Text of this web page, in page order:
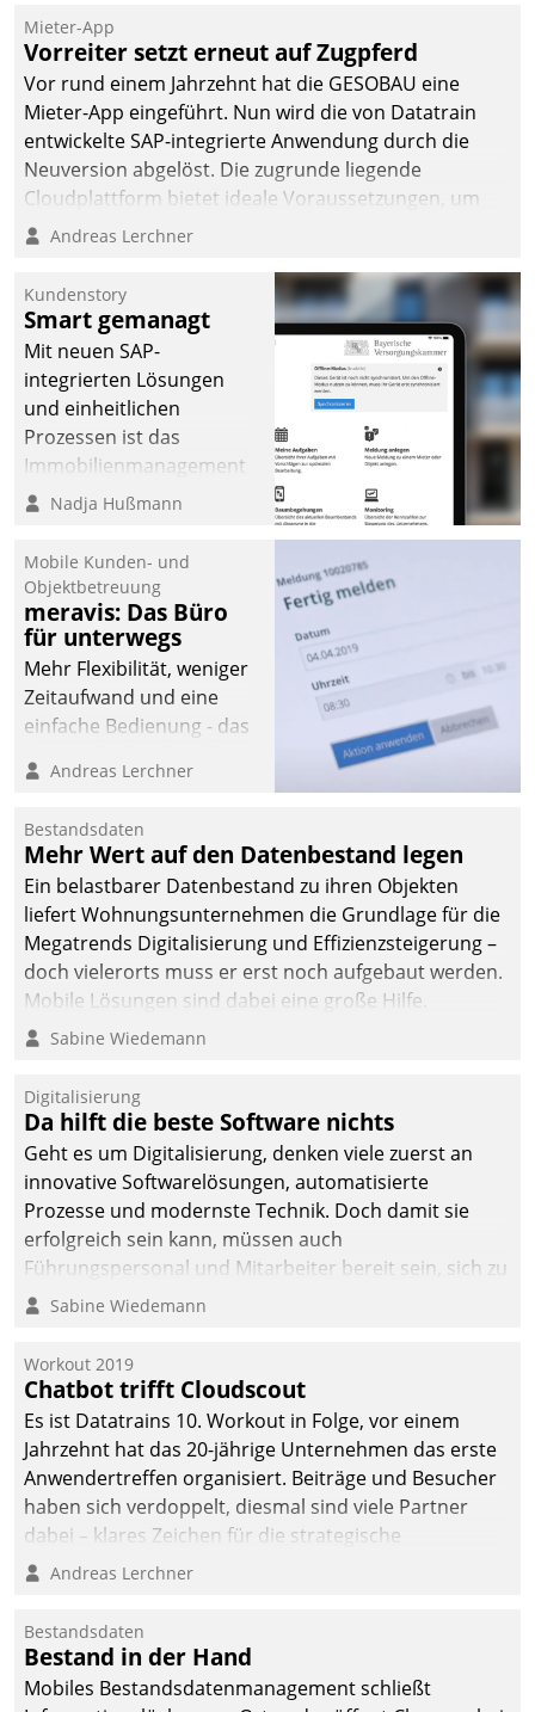
Mieter-App
Vorreiter setzt erneut auf Zugpferd
Vor rund einem Jahrzehnt hat die GESOBAU eine
Mieter-App eingeführt. Nun wird die von Datatrain
entwickelte SAP-integrierte Anwendung durch die
Neuversion abgelöst. Die zugrunde liegende
Cloudplattform bietet ideale Voraussetzungen, um
die Funktionalität der App zu erweitern und weitere
integrieren.
Andreas Lerchner
Kundenstory
Smart gemanagt
Mit neuen SAP-
integrierten Lösungen
und einheitlichen
Prozessen ist das
Immobilienmanagement
der Bayerischen
Ressort Kapitalanlage für
künftige Aufgaben und
Herausforderungen
gerüstet.
Nadja Hußmann
Mobile Kunden- und
Objektbetreuung
meravis: Das Büro
für unterwegs
Mehr Flexibilität, weniger
Zeitaufwand und eine
einfache Bedienung - das
Cockpit für mobile
Datatrain. Die meravis
Wohnungsbau- und
Immobilien GmbH hat
sich dabei für den Betrieb
der Lösung über die SAP
Cloud Platform
entschieden - als erstes
Unternehmen am
Andreas Lerchner
Bestandsdaten
Mehr Wert auf den Datenbestand legen
Ein belastbarer Datenbestand zu ihren Objekten
liefert Wohnungsunternehmen die Grundlage für die
Megatrends Digitalisierung und Effizienzsteigerung –
doch vielerorts muss er erst noch aufgebaut werden.
Mobile Lösungen sind dabei eine große Hilfe.
Sabine Wiedemann
Digitalisierung
Da hilft die beste Software nichts
Geht es um Digitalisierung, denken viele zuerst an
innovative Softwarelösungen, automatisierte
Prozesse und modernste Technik. Doch damit sie
erfolgreich sein kann, müssen auch
Führungspersonal und Mitarbeiter bereit sein, sich zu
verändern und anzupassen, sonst werden sie an ihr
Sabine Wiedemann
Workout 2019
Chatbot trifft Cloudscout
Es ist Datatrains 10. Workout in Folge, vor einem
Jahrzehnt hat das 20-jährige Unternehmen das erste
Anwendertreffen organisiert. Beiträge und Besucher
haben sich verdoppelt, diesmal sind viele Partner
dabei – klares Zeichen für die strategische
Fokussierung auf den Kunden.
Andreas Lerchner
Bestandsdaten
Bestand in der Hand
Mobiles Bestandsdatenmanagement schließt